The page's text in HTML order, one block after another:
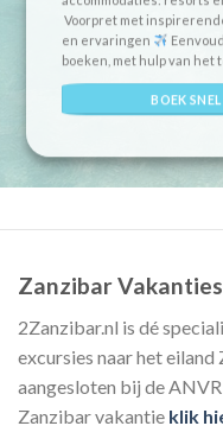
Voorpret met
en ervaringen
boeken, met hulp van het
BOEK SNEL
Zanzibar Vakanties
2Zanzibar.nl is dé
excursies naar het
aangesloten bij de
Zanzibar vakantie klik